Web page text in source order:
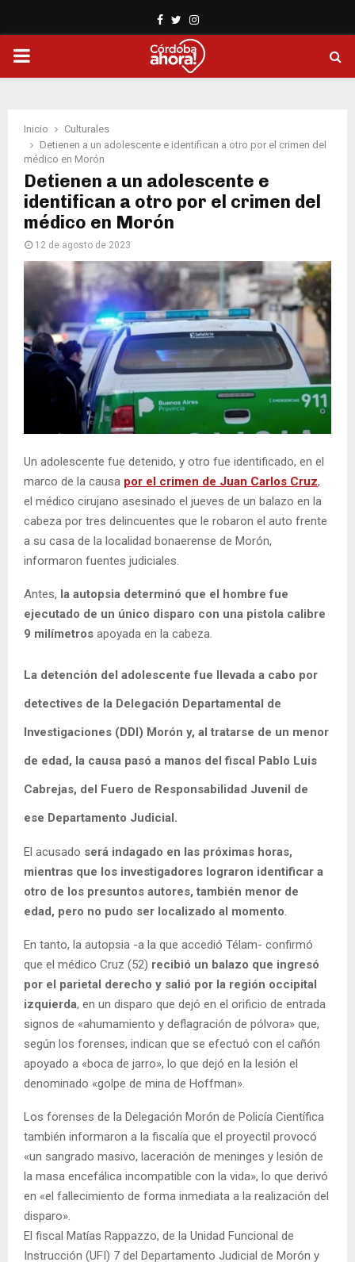
Facebook
TwitterInstagram
PRIMARY
Inicio
Culturales
Detienen a un adolescente e identifican a otro por el crimen del
médico en Morón
Detienen a un adolescente e
identifican a otro por el crimen del
médico en Morón
12 de agosto de 2023
Un adolescente fue detenido, y otro fue identificado, en el
marco de la causa por el crimen de Juan Carlos Cruz,
el médico cirujano asesinado el jueves de un balazo en la
cabeza por tres delincuentes que le robaron el auto frente
a su casa de la localidad bonaerense de Morón,
informaron fuentes judiciales.
Antes, la autopsia determinó que el hombre fue
ejecutado de un único disparo con una pistola calibre
9 milímetros apoyada en la cabeza.
La detención del adolescentefue llevada a cabo por
detectives de la Delegación Departamental de
Investigaciones (DDI) Morón y, al tratarse de un menor
de edad, la causa pasó a manos del fiscal Pablo Luis
Cabrejas, del Fuero de Responsabilidad Juvenil de
ese Departamento Judicial.
El acusado será indagado en las próximas horas,
mientras que los investigadores lograron identificar a
otro de los presuntos autores, también menor de
edad, pero no pudo ser localizado al momento.
En tanto, la autopsia -a la que accedió Télam- confirmó
que el médico Cruz (52) recibió un balazo que ingresó
por el parietal derecho y salió por la región occipital
izquierda, en un disparo que dejó en el orificio de entrada
signos de «ahumamiento y deflagración de pólvora» que,
según los forenses, indican que se efectuó con el cañón
apoyado a «boca de jarro», lo que dejó en la lesión el
denominado «golpe de mina de Hoffman».
Los forenses de la Delegación Morón de Policía Científica
también informaron a la fiscalía que el proyectil provocó
«un sangrado masivo, laceración de meninges y lesión de
la masa encefálica incompatible con la vida», lo que derivó
en «el fallecimiento de forma inmediata a la realización del
disparo».
El fiscal Matías Rappazzo, de la Unidad Funcional de
Instrucción (UFI) 7 del Departamento Judicial de Morón y